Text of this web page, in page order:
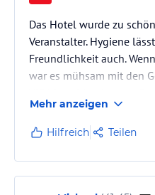
Das Hotel wurde zu
Veranstalter. Hygiene
Freundlichkeit auch.
war es mühsam mit den
mit dem vielen
klein für all die vielen
Mehr anzeigen
Hilfreich Teilen